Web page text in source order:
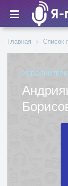
Главная Список
ИСПОЛНИТЕЛЬ